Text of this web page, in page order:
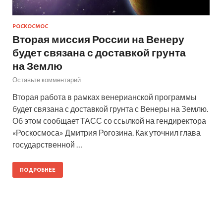
РОСКОСМОС
Вторая миссия России на Венеру
будет связана с доставкой грунта
на Землю
Оставьте комментарий
Вторая работа в рамках венерианской программы
будет связана с доставкой грунта с Венеры на Землю.
Об этом сообщает ТАСС со ссылкой на гендиректора
«Роскосмоса» Дмитрия Рогозина. Как уточнил глава
государственной …
ПОДРОБНЕЕ